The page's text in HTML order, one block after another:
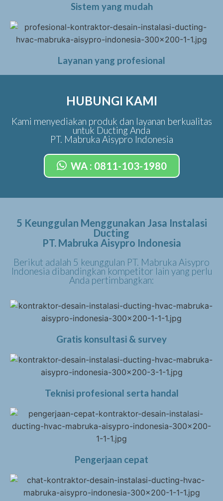
Sistem yang mudah
Layanan yang profesional
HUBUNGI KAMI
Kami menyediakan produk dan layanan berkualitas
untuk Ducting Anda
PT. Mabruka Aisypro Indonesia
WA : 0811-103-1980
5 Keunggulan Menggunakan Jasa Instalasi
Ducting
PT. Mabruka Aisypro Indonesia
Berikut adalah 5 keunggulan PT. Mabruka Aisypro
Indonesia dibandingkan kompetitor lain yang perlu
Anda pertimbangkan:
Gratis konsultasi & survey
Teknisi profesional serta handal
Pengerjaan cepat